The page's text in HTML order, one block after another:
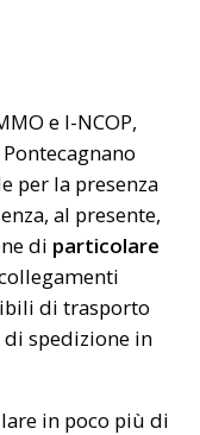
e I-NCOP,
per la presenza
al presente,
di particolare
di trasporto
spedizione in
in poco più di